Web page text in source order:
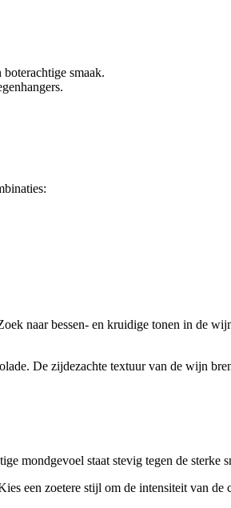
smaak.
naar bessen- en kruidige tonen in de
De zijdezachte textuur van de wijn
mondgevoel staat stevig tegen de sterke
een zoetere stijl om de intensiteit van de